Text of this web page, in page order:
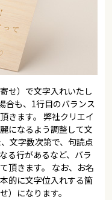
せ）で文字入れいたし
合も、1行目のバランス
きます。 弊社クリエイ
になるよう調整して文
文字数次第で、句読点
る行があるなど、バラ
頂きます。 なお、お名
的に文字位入れする箇
）になります。